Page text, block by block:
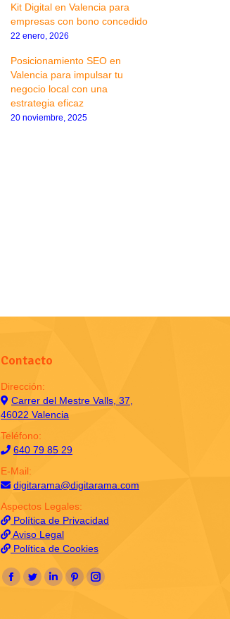
Kit Digital en Valencia para
empresas con bono concedido
22 enero, 2026
Posicionamiento SEO en
Valencia para impulsar tu
negocio local con una
estrategia eficaz
20 noviembre, 2025
Contacto
Dirección:
Carrer del Mestre Valls, 37,
46022 Valencia
Teléfono:
640 79 85 29
E-Mail:
digitarama@digitarama.com
Aspectos Legales:
Política de Privacidad
Aviso Legal
Política de Cookies
Encuéntranos en:
Facebook
TwitterLinkedinPinterestInstagram